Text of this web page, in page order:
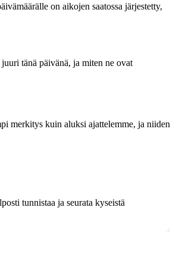
on aikojen saatossa järjestetty,
tänä päivänä, ja miten ne ovat
merkitys kuin aluksi ajattelemme, ja niiden
tunnistaa ja seurata kyseistä